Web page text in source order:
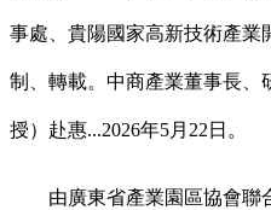
事處、貴陽國家高新技術產業
制、轉載。中商產業董事長、
授）赴惠...2026年5月22日。
由廣東省產業園區協會聯